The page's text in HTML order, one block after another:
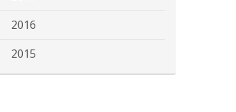
2016
2015